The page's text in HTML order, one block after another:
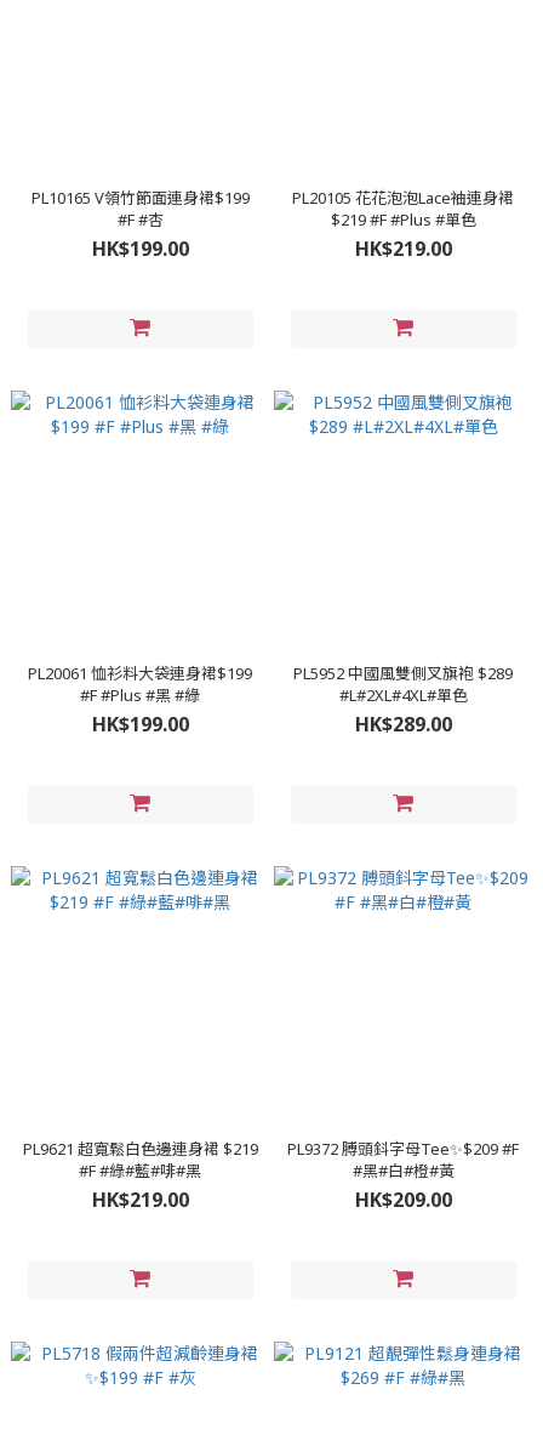
PL10165 V領竹節面連身裙$199
#F #杏
HK$199.00
PL20105 花花泡泡Lace袖連身裙
$219 #F #Plus #單色
HK$219.00
PL20061 恤衫料大袋連身裙$199
#F #Plus #黑 #綠
HK$199.00
PL5952 中國風雙側叉旗袍 $289
#L#2XL#4XL#單色
HK$289.00
PL9621 超寬鬆白色邊連身裙 $219
#F #綠#藍#啡#黑
HK$219.00
PL9372 膊頭鈄字母Tee✨$209 #F
#黑#白#橙#黃
HK$209.00